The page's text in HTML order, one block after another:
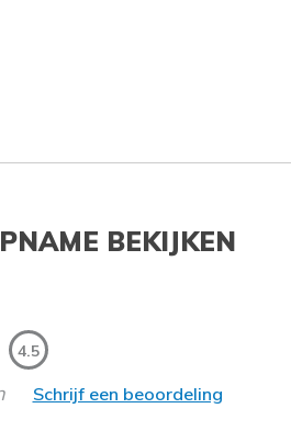
BEKIJKEN
4.5
Schrijf een beoordeling